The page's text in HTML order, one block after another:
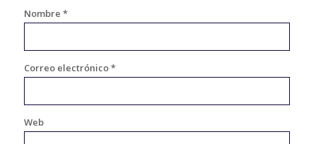
Nombre *
Correo electrónico*
Web